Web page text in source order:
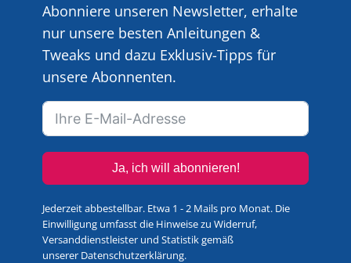
Abonniere unseren Newsletter, erhalte
nur unsere besten Anleitungen &
Tweaks und dazu Exklusiv-Tipps für
unsere Abonnenten.
Ja, ich will abonnieren!
Jederzeit abbestellbar. Etwa 1 - 2 Mails pro Monat. Die
Einwilligung umfasst die Hinweise zu Widerruf,
Versanddienstleister und Statistik gemäß
unserer Datenschutzerklärung.